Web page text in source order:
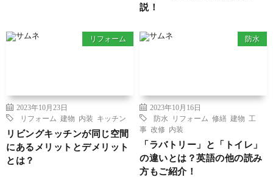
説！
リフォーム
2023年10月23日
リフォーム
建物 内装 キッチン
リビングキッチンが同じ空間
にあるメリットとデメリット
とは？
防水
2023年10月16日
防水
リフォーム 修繕 建物
工
事 改修 内装
「ラバトリー」と「トイレ」
の違いとは？英語の他の読み
方もご紹介！